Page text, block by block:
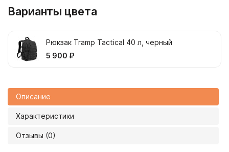
Варианты цвета
Рюкзак Tramp Tactical 40 л, черный
5 900 ₽
Описание
Характеристики
Отзывы (0)